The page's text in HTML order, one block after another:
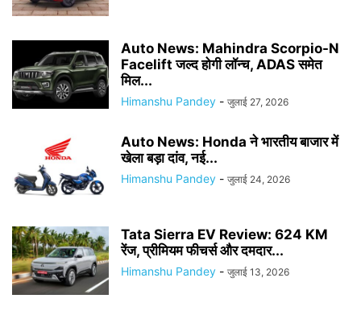
Auto News: Mahindra Scorpio-N
Facelift जल्द होगी लॉन्च, ADAS समेत
मिल...
Himanshu Pandey - जुलाई 27, 2026
Auto News: Honda ने भारतीय बाजार में
खेला बड़ा दांव, नई...
Himanshu Pandey - जुलाई 24, 2026
Tata Sierra EV Review: 624 KM
रेंज, प्रीमियम फीचर्स और दमदार...
Himanshu Pandey - जुलाई 13, 2026